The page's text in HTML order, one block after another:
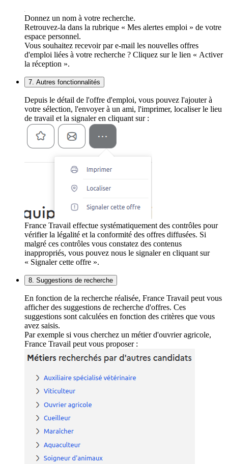
Donnez un nom à votre recherche.
Retrouvez-la dans la rubrique « Mes alertes emploi » de votre
espace personnel.
Vous souhaitez recevoir par e-mail les nouvelles offres
d'emploi liées à votre recherche ? Cliquez sur le lien « Activer
la réception ».
7. Autres fonctionnalités
Depuis le détail de l'offre d'emploi, vous pouvez l'ajouter à
votre sélection, l'envoyer à un ami, l'imprimer, localiser le lieu
de travail et la signaler en cliquant sur :
France Travail effectue systématiquement des contrôles pour
vérifier la légalité et la conformité des offres diffusées. Si
malgré ces contrôles vous constatez des contenus
inappropriés, vous pouvez nous le signaler en cliquant sur
« Signaler cette offre ».
8. Suggestions de recherche
En fonction de la recherche réalisée, France Travail peut vous
afficher des suggestions de recherche d'offres. Ces
suggestions sont calculées en fonction des critères que vous
avez saisis.
Par exemple si vous cherchez un métier d'ouvrier agricole,
France Travail peut vous proposer :